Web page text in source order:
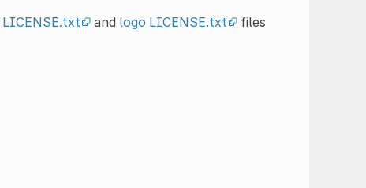
LICENSE.txt and logo LICENSE.txt
files